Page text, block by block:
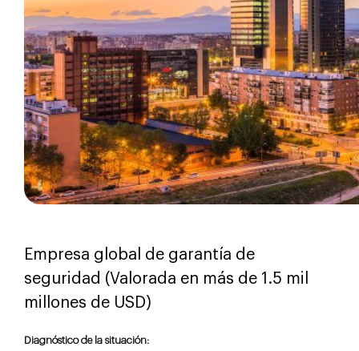
Empresa global de garantía de
seguridad (Valorada en más de 1.5 mil
millones de USD)
Diagnóstico de la situación: